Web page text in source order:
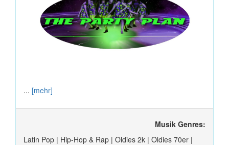
... [mehr]
Musik Genres:
Latin Pop | Hip-Hop & Rap | Oldies 2k | Oldies 70er |